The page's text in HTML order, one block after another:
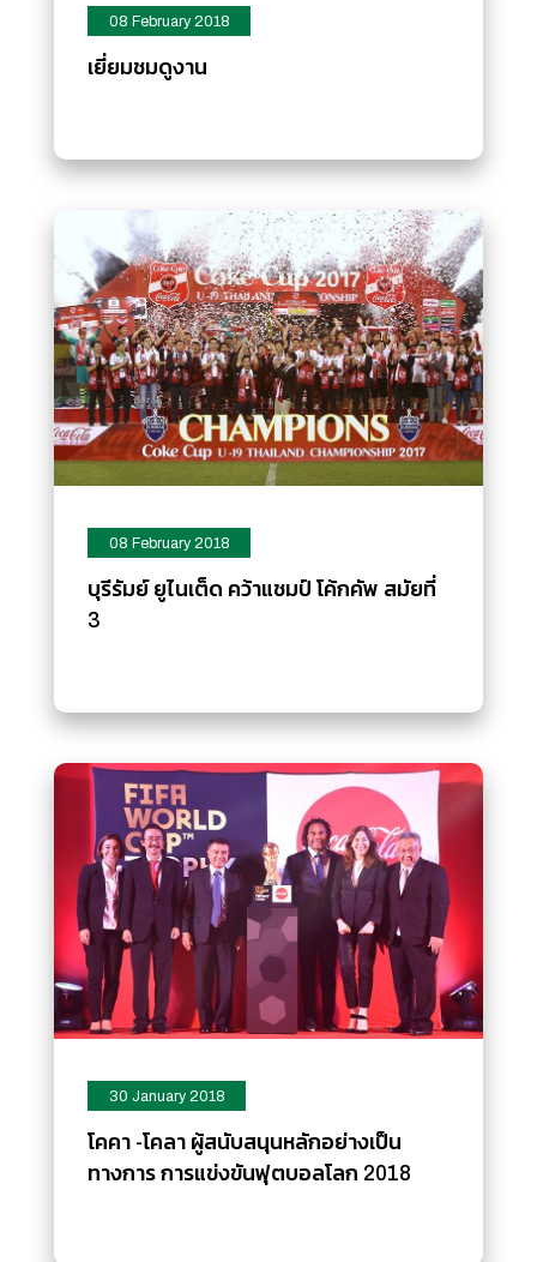
08 February 2018
เยี่ยมชมดูงาน
08 February 2018
บุรีรัมย์ ยูไนเต็ด คว้าแชมป์ โค้กคัพ สมัยที่
3
30 January 2018
โคคา -โคลา ผู้สนับสนุนหลักอย่างเป็น
ทางการ การแข่งขันฟุตบอลโลก 2018